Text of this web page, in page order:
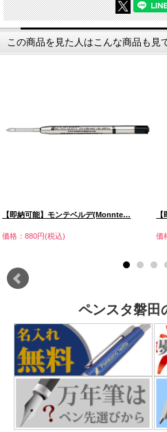
この商品を見た人はこんな商品も見
【即納可能】モンテベルデ(Monnte…
価格：880円(税込) 価
ペンスタ磐田